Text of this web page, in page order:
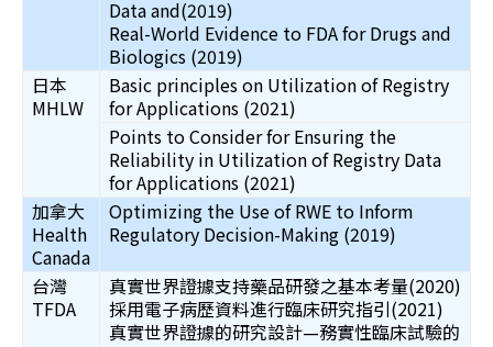
Data and(2019)
Real-World Evidence to FDA for Drugs and
Biologics (2019)
日本
MHLW
Basic principles on Utilization of Registry
for Applications (2021)
Points to Consider for Ensuring the
Reliability in Utilization of Registry Data
for Applications (2021)
加拿大
Health
Canada
Optimizing the Use of RWE to Inform
Regulatory Decision-Making (2019)
台灣
TFDA
真實世界證據支持藥品研發之基本考量(2020)
採用電子病歷資料進行臨床研究指引(2021)
真實世界證據的研究設計—務實性臨床試驗的